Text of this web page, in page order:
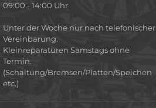
09:00 - 14:00 Uhr
Unter der Woche nur nach telefonischer
Vereinbarung.
Kleinreparaturen Samstags ohne
Termin.
(Schaltung/Bremsen/Platten/Speichen
etc.)